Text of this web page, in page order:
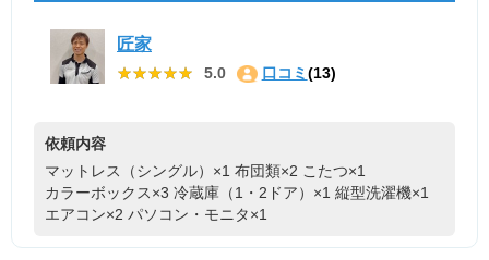
匠家
★★★★★
★★★★★ 5.0 口コミ (13)
依頼内容
マットレス（シングル）×1 布団類×2 こたつ×1
カラーボックス×3 冷蔵庫（1・2ドア）×1 縦型洗濯機×1
エアコン×2 パソコン・モニタ×1